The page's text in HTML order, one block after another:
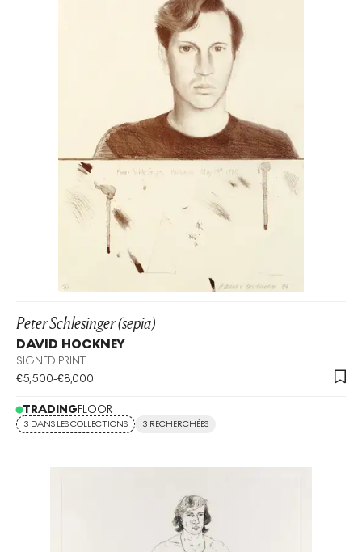
Peter Schlesinger (sepia)
DAVID HOCKNEY
SIGNED PRINT
€5,500-€8,000
TRADINGFLOOR
3 DANS LES COLLECTIONS 3 RECHERCHÉES